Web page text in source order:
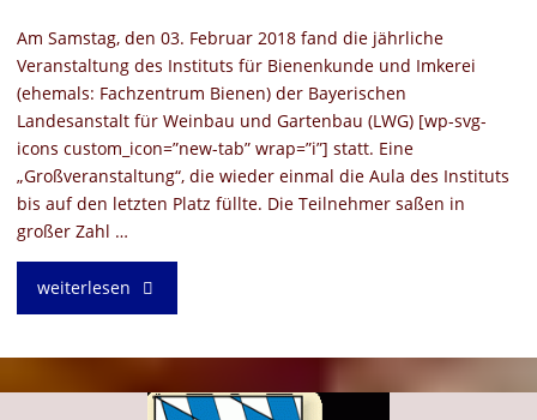
Am Samstag, den 03. Februar 2018 fand die jährliche
Veranstaltung des Instituts für Bienenkunde und Imkerei
(ehemals: Fachzentrum Bienen) der Bayerischen
Landesanstalt für Weinbau und Gartenbau (LWG) [wp-svg-
icons custom_icon=”new-tab” wrap=”i”] statt. Eine
„Großveranstaltung“, die wieder einmal die Aula des Instituts
bis auf den letzten Platz füllte. Die Teilnehmer saßen in
großer Zahl …
weiterlesen"Imkerforum
Institut